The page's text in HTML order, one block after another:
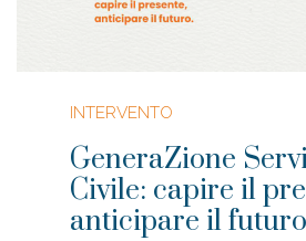
INTERVENTO
GeneraZione
Civile: capire il
anticipare il futuro